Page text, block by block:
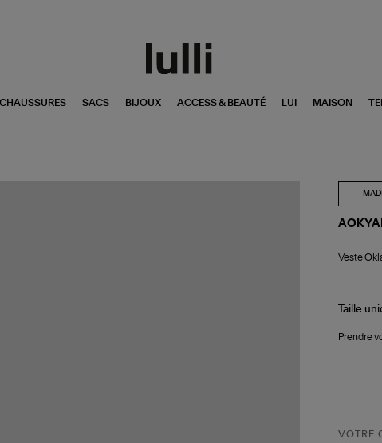
CHAUSSURES SACS BIJOUX ACCESS & BEAUTÉ LUI MAISON
Veste
Taille
Prendre
VOTRE